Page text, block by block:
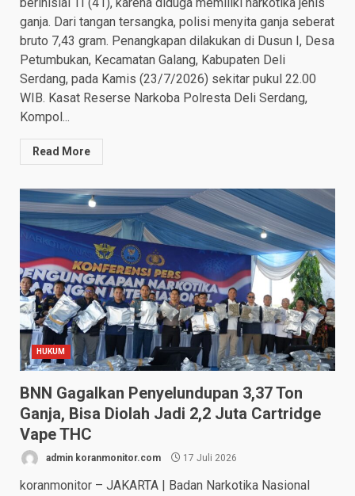
ganja. Dari tangan tersangka, polisi menyita ganja seberat
bruto 7,43 gram. Penangkapan dilakukan di Dusun I, Desa
Petumbukan, Kecamatan Galang, Kabupaten Deli
Serdang, pada Kamis (23/7/2026) sekitar pukul 22.00
WIB. Kasat Reserse Narkoba Polresta Deli Serdang,
Kompol...
Read More
HUKUM
BNN Gagalkan Penyelundupan 3,37 Ton
Ganja, Bisa Diolah Jadi 2,2 Juta Cartridge
Vape THC
admin koranmonitor.com 17 Juli 2026
koranmonitor – JAKARTA | Badan Narkotika Nasional